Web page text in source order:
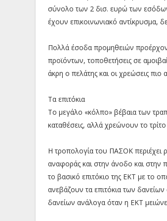
σύνολο των 2 δισ. ευρώ των εσόδων
έχουν επικοινωνιακό αντίκρυσμα,
Πολλά έσοδα προμηθειών
προϊόντων, τοποθετήσεις σε
άκρη ο πελάτης και οι χρεώσεις πιο
Τα επιτόκια
Το μεγάλο «κόλπο» βέβαια των
καταθέσεις, αλλά χρεώνουν το
Η τροπολογία του ΠΑΣΟΚ περιέχει
αναφοράς και στην άνοδο και στην
το βασικό επιτόκιο της ΕΚΤ με το
ανεβάζουν τα επιτόκια των
δανείων ανάλογα όταν η ΕΚΤ